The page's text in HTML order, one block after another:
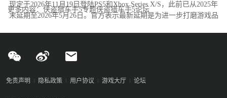
现定于2026年11月19日登陆PS5和Xbox Series X/S，此前已从2025年
末延期至2026年5月26日。官方表示最新延期是为进一步打磨游戏品
更多内容：侠盗猎车手5专题侠盗猎车手5论坛
免责声明 隐私政策 用户协议 游戏大厅 论坛